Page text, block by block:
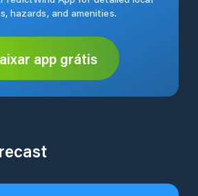
hazards, and amenities.
app grátis